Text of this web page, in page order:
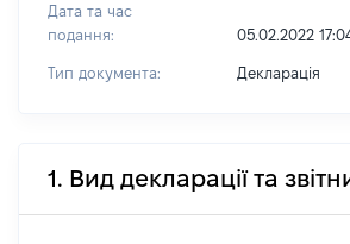
Дата та час
подання:
05.02.2022
Тип документа: Декларація
1. Вид декларації та